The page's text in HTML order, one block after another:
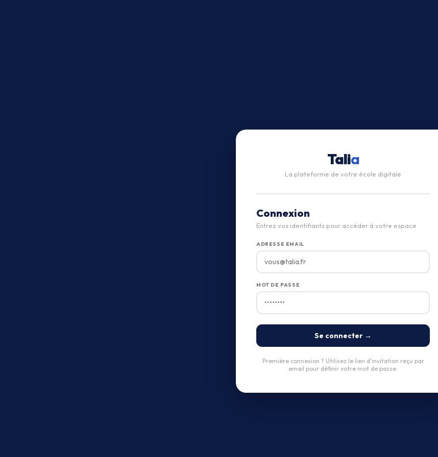
Talia
La plateforme de votre école digitale
Connexion
Entrez vos identifiants pour accéder à votre espace
ADRESSE EMAIL
MOT DE PASSE
Se connecter →
Première connexion ? Utilisez le lien d'invitation reçu par
email pour définir votre mot de passe.